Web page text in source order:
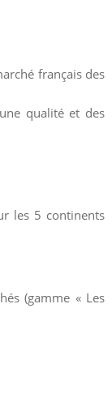
français des
qualité et des
les 5 continents
(gamme « Les